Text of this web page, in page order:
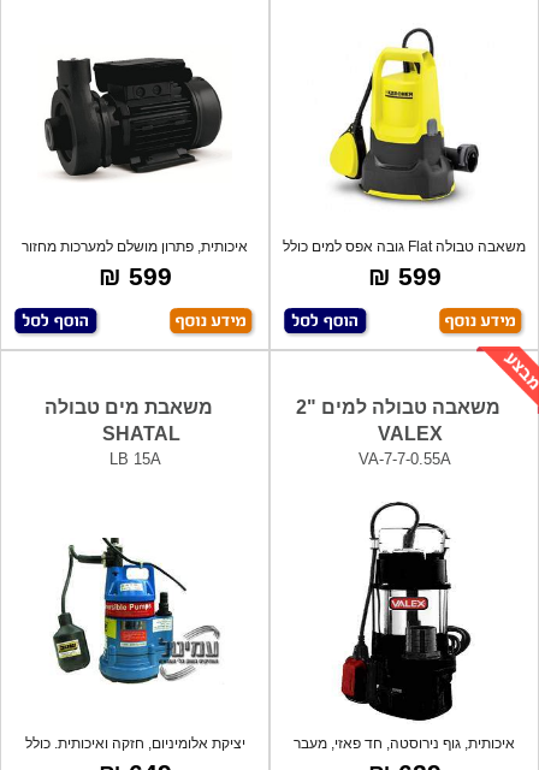
משאבה טבולה Flat גובה אפס למים כולל
מצוף
599 ₪
איכותית, פתרון מושלם למערכות מחזור
מים ו
599 ₪
משאבה טבולה למים "2
VALEX
VA-7-7-0.55A
איכותית, גוף נירוסטה, חד פאזי, מעבר
חופש
משאבת מים טבולה
SHATAL
LB 15A
יציקת אלומיניום, חזקה ואיכותית. כולל
מצו